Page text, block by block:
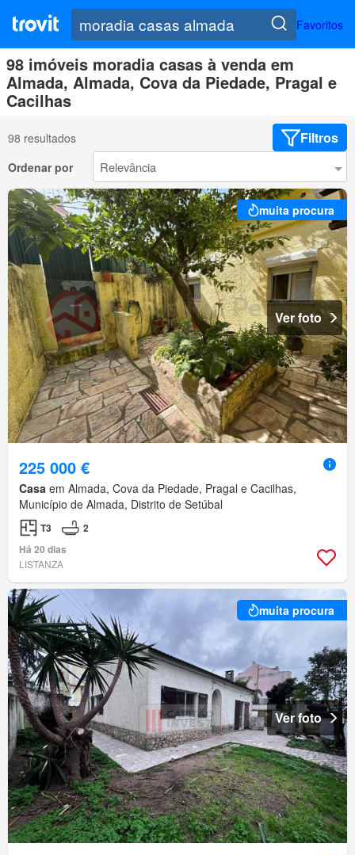
Favoritos
98 imóveis moradia casas à venda em
Almada, Almada, Cova da Piedade, Pragal e
Cacilhas
98 resultados Filtros
Ordenar por
muita procura
Ver foto
225 000 €
Casa em Almada, Cova da Piedade, Pragal e Cacilhas,
Município de Almada, Distrito de Setúbal
T3
2
Há 20 dias
LISTANZA
muita procura
Ver foto